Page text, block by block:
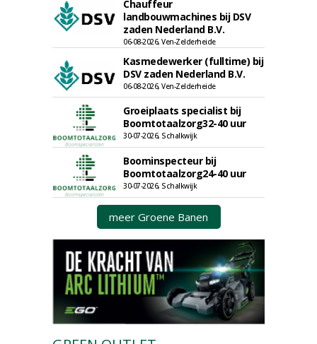
Chauffeur
landbouwmachines bij DSV
zaden Nederland B.V.
06-08-2026, Ven-Zelderheide
Kasmedewerker (fulltime) bij
DSV zaden Nederland B.V.
06-08-2026, Ven-Zelderheide
Groeiplaats specialist bij
Boomtotaalzorg32-40 uur
30-07-2026, Schalkwijk
Boominspecteur bij
Boomtotaalzorg24-40 uur
30-07-2026, Schalkwijk
meer Groene Banen